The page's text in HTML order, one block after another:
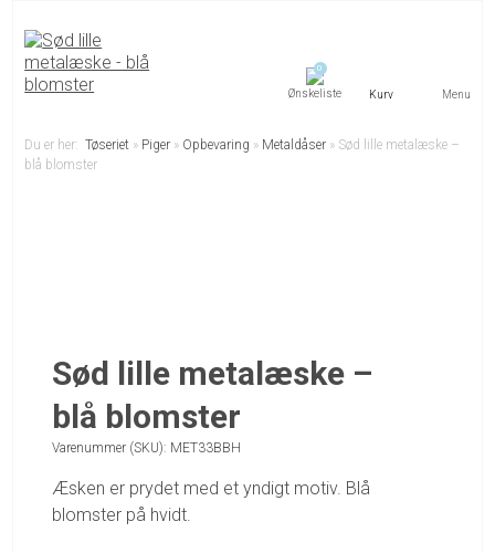
0
Menu
Du er her:Tøseriet » Piger » Opbevaring » Metaldåser » Sød lille metalæske –
blå blomster
Sød lille metalæske –
blå blomster
Varenummer (SKU): MET33BBH
Æsken er prydet med et yndigt motiv. Blå
blomster på hvidt.